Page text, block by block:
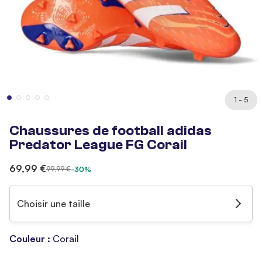
1 - 5
Chaussures de football adidas
Predator League FG Corail
69,99 €99,99 €-30%
Choisir une taille
Couleur : Corail